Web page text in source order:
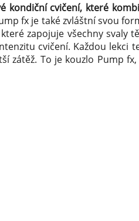
kondiční cvičení, které
fx je také zvláštní svou
zapojuje všechny svaly
cvičení. Každou lekci
zátěž. To je kouzlo Pump